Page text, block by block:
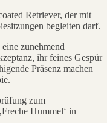
Retriever, der mit
begleiten darf.
zunehmend
ihr feines Gespür
Präsenz machen
zum
Hummel‘ in